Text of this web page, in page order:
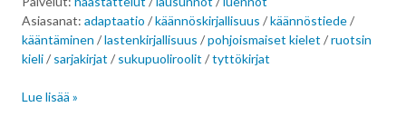
Asiasanat: adaptaatio /käännöskirjallisuus /käännöstiede/
kääntäminen /lastenkirjallisuus /pohjoismaiset kielet /ruotsin
kieli/ sarjakirjat / sukupuoliroolit /tyttökirjat
Lue lisää »